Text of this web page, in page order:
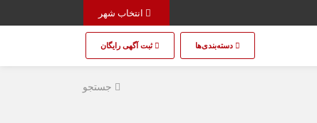
دسته‌بندی‌ها ثبت آگهی رایگان
جستجو